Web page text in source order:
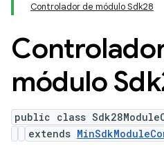
Controlador de módulo Sdk28
módulo
public class
extends